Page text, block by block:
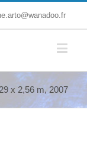
x 2,56 m, 2007